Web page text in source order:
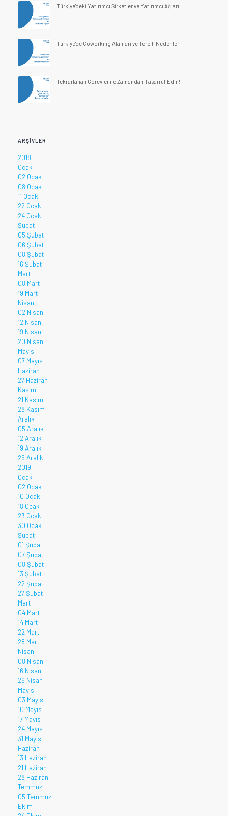
Türkiye'deki Yatırımcı Şirketler ve Yatırımcı Ağları
Türkiye'de Coworking Alanları ve Tercih Nedenleri
Tekrarlanan Görevler ile Zamandan Tasarruf Edin!
ARŞIVLER
2018
Ocak
02 Ocak
08 Ocak
11 Ocak
22 Ocak
24 Ocak
Şubat
05 Şubat
06 Şubat
08 Şubat
16 Şubat
Mart
08 Mart
19 Mart
Nisan
02 Nisan
12 Nisan
19 Nisan
20 Nisan
Mayıs
07 Mayıs
Haziran
27 Haziran
Kasım
21 Kasım
28 Kasım
Aralık
05 Aralık
12 Aralık
19 Aralık
26 Aralık
2019
Ocak
02 Ocak
10 Ocak
18 Ocak
23 Ocak
30 Ocak
Şubat
01 Şubat
07 Şubat
08 Şubat
13 Şubat
22 Şubat
27 Şubat
Mart
04 Mart
14 Mart
22 Mart
28 Mart
Nisan
08 Nisan
16 Nisan
26 Nisan
Mayıs
03 Mayıs
10 Mayıs
17 Mayıs
24 Mayıs
31 Mayıs
Haziran
13 Haziran
21 Haziran
28 Haziran
Temmuz
05 Temmuz
Ekim